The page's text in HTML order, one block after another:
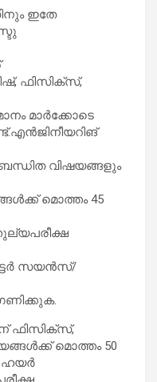
ഇതേ
ഫിസിക്സ്,
മാര്‍ക്കോടെ
വിഷയങ്ങളും
മൊത്തം 45
സയന്‍സ്/
ഫിസിക്സ്,
മൊത്തം 50
ഹയര്‍